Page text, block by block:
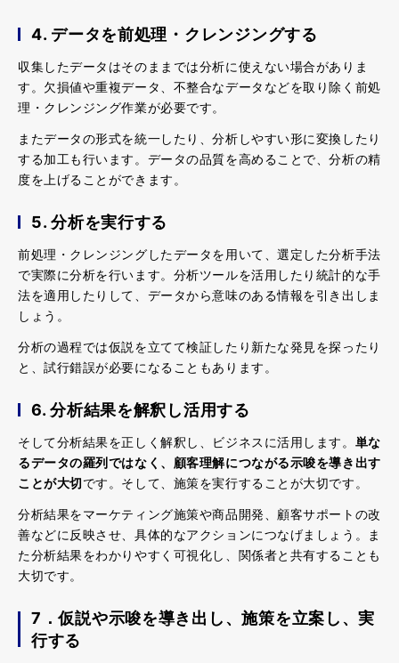
4. データを前処理・クレンジングする
収集したデータはそのままでは分析に使えない場合がありま
す。欠損値や重複データ、不整合なデータなどを取り除く前処
理・クレンジング作業が必要です。
またデータの形式を統一したり、分析しやすい形に変換したり
する加工も行います。データの品質を高めることで、分析の精
度を上げることができます。
5. 分析を実行する
前処理・クレンジングしたデータを用いて、選定した分析手法
で実際に分析を行います。分析ツールを活用したり統計的な手
法を適用したりして、データから意味のある情報を引き出しま
しょう。
分析の過程では仮説を立てて検証したり新たな発見を探ったり
と、試行錯誤が必要になることもあります。
6. 分析結果を解釈し活用する
そして分析結果を正しく解釈し、ビジネスに活用します。 単な
るデータの羅列ではなく、顧客理解につながる示唆を導き出す
ことが大切です。そして、施策を実行することが大切です。
分析結果をマーケティング施策や商品開発、顧客サポートの改
善などに反映させ、具体的なアクションにつなげましょう。ま
た分析結果をわかりやすく可視化し、関係者と共有することも
大切です。
7．仮説や示唆を導き出し、施策を立案し、実
行する